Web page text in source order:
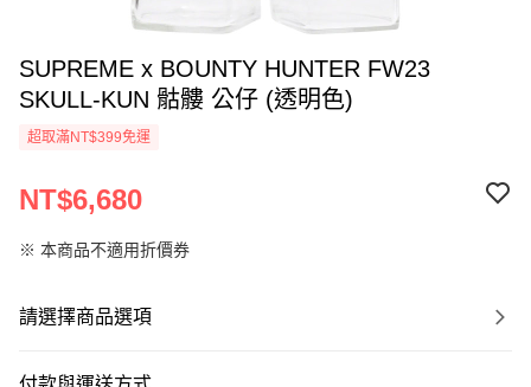
SUPREME x BOUNTY HUNTER FW23
SKULL-KUN 骷髏 公仔 (透明色)
超取滿NT$399免運
NT$6,680
※ 本商品不適用折價券
請選擇商品選項